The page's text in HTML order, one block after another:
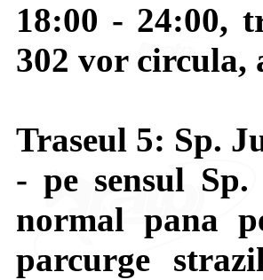
18:00 - 24:00,
302 vor circula,
Traseul 5: Sp.
- pe sensul
normal pana
parcurge